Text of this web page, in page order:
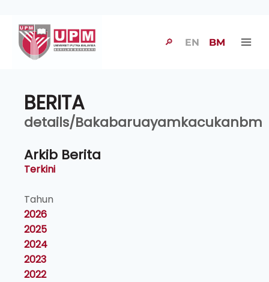
🔎 EN BM
BERITA
details/Bakabaruayamkacukanbm
Arkib Berita
Terkini
Tahun
2026
2025
2024
2023
2022